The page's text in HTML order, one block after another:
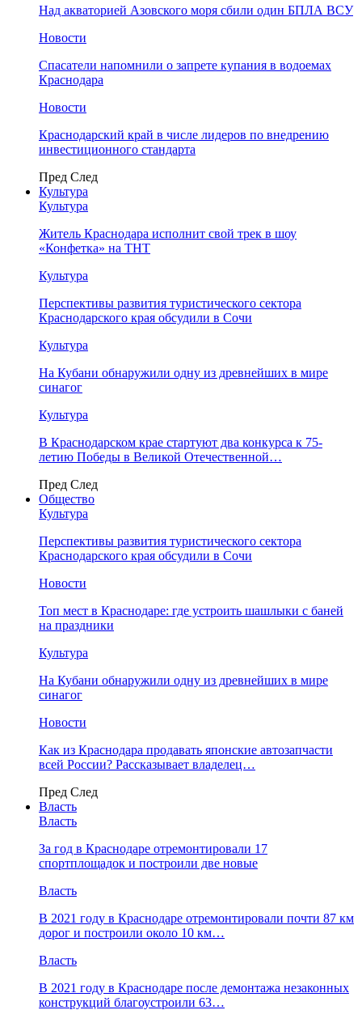
Над акваторией Азовского моря сбили один БПЛА ВСУ
Новости
Спасатели напомнили о запрете купания в водоемах
Краснодара
Новости
Краснодарский край в числе лидеров по внедрению
инвестиционного стандарта
Пред След
Культура
Культура
Житель Краснодара исполнит свой трек в шоу
«Конфетка» на ТНТ
Культура
Перспективы развития туристического сектора
Краснодарского края обсудили в Сочи
Культура
На Кубани обнаружили одну из древнейших в мире
синагог
Культура
В Краснодарском крае стартуют два конкурса к 75-
летию Победы в Великой Отечественной…
Пред След
Общество
Культура
Перспективы развития туристического сектора
Краснодарского края обсудили в Сочи
Новости
Топ мест в Краснодаре: где устроить шашлыки с баней
на праздники
Культура
На Кубани обнаружили одну из древнейших в мире
синагог
Новости
Как из Краснодара продавать японские автозапчасти
всей России? Рассказывает владелец…
Пред След
Власть
Власть
За год в Краснодаре отремонтировали 17
спортплощадок и построили две новые
Власть
В 2021 году в Краснодаре отремонтировали почти 87 км
дорог и построили около 10 км…
Власть
В 2021 году в Краснодаре после демонтажа незаконных
конструкций благоустроили 63…